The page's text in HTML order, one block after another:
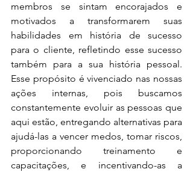
membros se sintam encorajados e
motivados a transformarem suas
habilidades em história de sucesso
para o cliente, refletindo esse sucesso
também para a sua história pessoal.
Esse propósito é vivenciado nas nossas
ações internas, pois buscamos
constantemente evoluir as pessoas que
aqui estão, entregando alternativas para
ajudá-las a vencer medos, tomar riscos,
proporcionando treinamento e
capacitações, e incentivando-as a